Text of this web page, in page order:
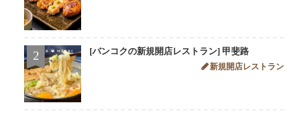
2 [バンコクの新規開店レストラン] 甲斐路
新規開店レストラン